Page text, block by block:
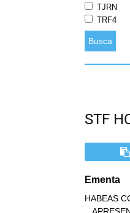
TJRN
TRF4
Busca
STF
Ementa
HABEAS